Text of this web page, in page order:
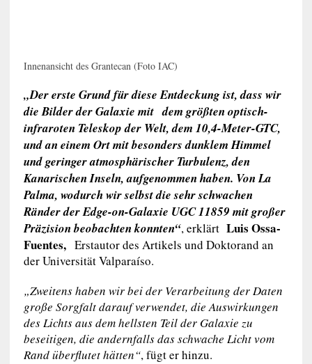
Innenansicht des Grantecan (Foto IAC)
„Der erste Grund für diese Entdeckung ist, dass wir
die Bilder der Galaxie mit dem größten optisch-
infraroten Teleskop der Welt, dem 10,4-Meter-GTC,
und an einem Ort mit besonders dunklem Himmel
und geringer atmosphärischer Turbulenz, den
Kanarischen Inseln, aufgenommen haben. Von La
Palma, wodurch wir selbst die sehr schwachen
Ränder der Edge-on-Galaxie UGC 11859 mit großer
Präzision beobachten konnten“, erklärt Luis Ossa-
Fuentes, Erstautor des Artikels und Doktorand an
der Universität Valparaíso.
„Zweitens haben wir bei der Verarbeitung der Daten
große Sorgfalt darauf verwendet, die Auswirkungen
des Lichts aus dem hellsten Teil der Galaxie zu
beseitigen, die andernfalls das schwache Licht vom
Rand überflutet hätten“, fügt er hinzu.